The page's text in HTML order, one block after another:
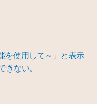
を使用して～」と表示
きない。